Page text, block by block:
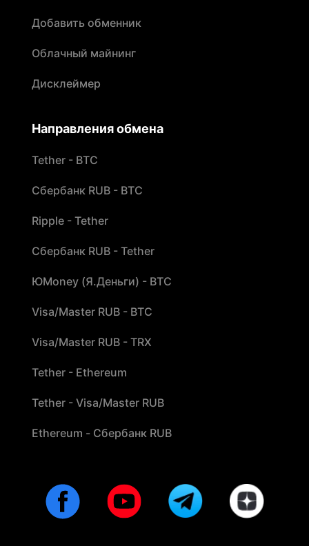
Добавить обменник
Облачный майнинг
Дисклеймер
Направления обмена
Tether - BTC
Сбербанк RUB - BTC
Ripple - Tether
Сбербанк RUB - Tether
ЮMoney (Я.Деньги) - BTC
Visa/Master RUB - BTC
Visa/Master RUB - TRX
Tether - Ethereum
Tether - Visa/Master RUB
Ethereum - Сбербанк RUB